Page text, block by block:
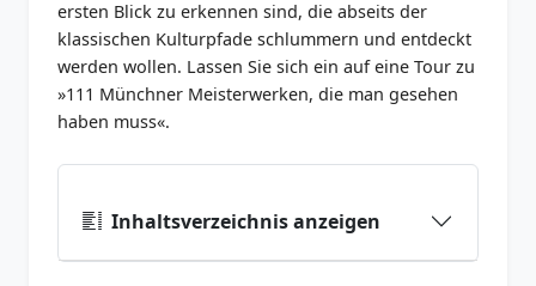
ersten Blick zu erkennen sind, die abseits der
klassischen Kulturpfade schlummern und entdeckt
werden wollen. Lassen Sie sich ein auf eine Tour zu
»111 Münchner Meisterwerken, die man gesehen
haben muss«.
Inhaltsverzeichnis anzeigen